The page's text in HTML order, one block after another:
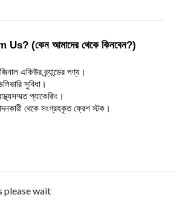
(কেন আমাদের থেকে কিনবেন?)
একিউর ব্র্যান্ডের পণ্য।
সুবিধা।
প্যাকেজিং।
থেকে সংগ্রহকৃত ফ্রেশ স্টক।
please wait